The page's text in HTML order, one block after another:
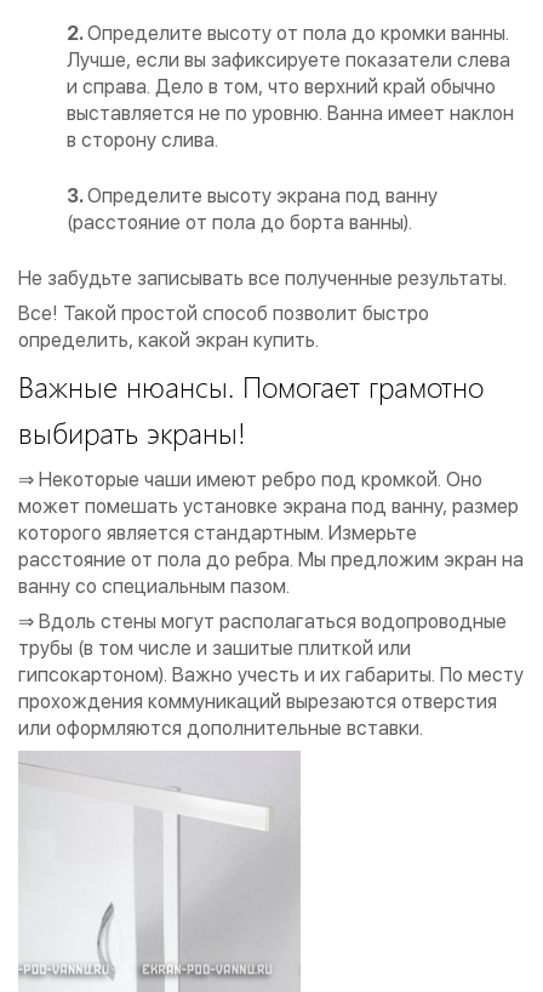
Определите высоту от пола до кромки ванны.
Лучше, если вы зафиксируете показатели слева
и справа. Дело в том, что верхний край обычно
выставляется не по уровню. Ванна имеет наклон
в сторону слива.
Определите высоту экрана под ванну
(расстояние от пола до борта ванны).
Не забудьте записывать все полученные результаты.
Все! Такой простой способ позволит быстро
определить, какой экран купить.
Важные нюансы. Помогает грамотно
выбирать экраны!
⇒ Некоторые чаши имеют ребро под кромкой. Оно
может помешать установке экрана под ванну, размер
которого является стандартным. Измерьте
расстояние от пола до ребра. Мы предложим экран на
ванну со специальным пазом.
⇒ Вдоль стены могут располагаться водопроводные
трубы (в том числе и зашитые плиткой или
гипсокартоном). Важно учесть и их габариты. По месту
прохождения коммуникаций вырезаются отверстия
или оформляются дополнительные вставки.